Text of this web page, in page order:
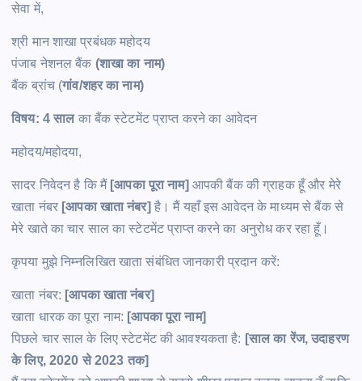
सेवा में,
श्री मान शाखा प्रबंधक महोदय
पंजाब नेशनल बैंक (शाखा का नाम)
बैंक ब्रांच (गांव/शहर का नाम)
विषय: 4 सालका बैंक स्टेटमेंट प्राप्त करने का आवेदन
महोदय/महोदया,
सादर निवेदन है कि मैं [आपका पूरा नाम] आपकी बैंक की ग्राहक हूँ और मेरे
खाता नंबर [आपका खाता नंबर] है। मैं यहाँ इस आवेदन के माध्यम से बैंक से
मेरे खाते का चार साल का स्टेटमेंट प्राप्त करने का अनुरोध कर रहा हूँ।
कृपया मुझे निम्नलिखित खाता संबंधित जानकारी प्रदान करें:
खाता नंबर: [आपका खाता नंबर]
खाता धारक का पूरा नाम: [आपका पूरा नाम]
पिछले चार साल के लिए स्टेटमेंट की आवश्यकता है: [साल का रेंज, उदाहरण
के लिए, 2020 से 2023 तक]